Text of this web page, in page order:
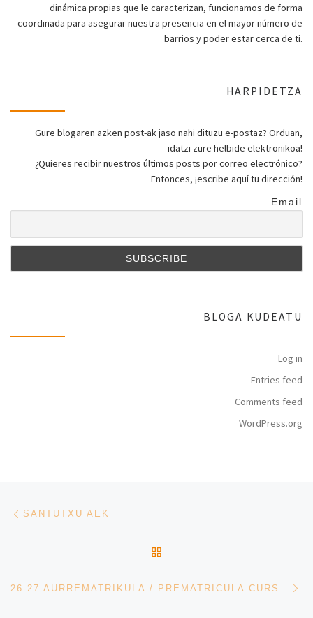
dinámica propias que le caracterizan, funcionamos de forma
coordinada para asegurar nuestra presencia en el mayor número de
barrios y poder estar cerca de ti.
HARPIDETZA
Gure blogaren azken post-ak jaso nahi dituzu e-postaz? Orduan,
idatzi zure helbide elektronikoa!
¿Quieres recibir nuestros últimos posts por correo electrónico?
Entonces, ¡escribe aquí tu dirección!
Email
BLOGA KUDEATU
Log in
Entries feed
Comments feed
WordPress.org
Post navigation
SANTUTXU AEK